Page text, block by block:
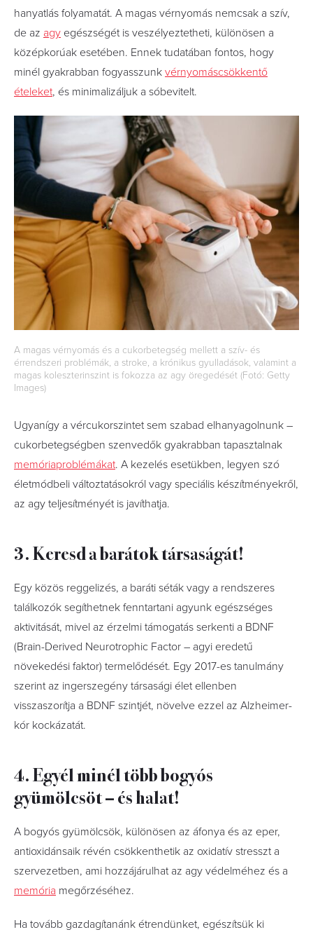
hanyatlás folyamatát. A magas vérnyomás nemcsak a szív,
de az agy egészségét is veszélyeztetheti, különösen a
középkorúak esetében. Ennek tudatában fontos, hogy
minél gyakrabban fogyasszunk vérnyomáscsökkentő
ételeket, és minimalizáljuk a sóbevitelt.
A magas vérnyomás és a cukorbetegség mellett a szív- és
érrendszeri problémák, a stroke, a krónikus gyulladások, valamint a
magas koleszterinszint is fokozza az agy öregedését (Fotó: Getty
Images)
Ugyanígy a vércukorszintet sem szabad elhanyagolnunk –
cukorbetegségben szenvedők gyakrabban tapasztalnak
memóriaproblémákat. A kezelés esetükben, legyen szó
életmódbeli változtatásokról vagy speciális készítményekről,
az agy teljesítményét is javíthatja.
3. Keresd a barátok társaságát!
Egy közös reggelizés, a baráti séták vagy a rendszeres
találkozók segíthetnek fenntartani agyunk egészséges
aktivitását, mivel az érzelmi támogatás serkenti a BDNF
(Brain-Derived Neurotrophic Factor – agyi eredetű
növekedési faktor) termelődését. Egy 2017-es tanulmány
szerint az ingerszegény társasági élet ellenben
visszaszorítja a BDNF szintjét, növelve ezzel az Alzheimer-
kór kockázatát.
4. Egyél minél több bogyós
gyümölcsöt – és halat!
A bogyós gyümölcsök, különösen az áfonya és az eper,
antioxidánsaik révén csökkenthetik az oxidatív stresszt a
szervezetben, ami hozzájárulhat az agy védelméhez és a
memória megőrzéséhez.
Ha tovább gazdagítanánk étrendünket, egészítsük ki